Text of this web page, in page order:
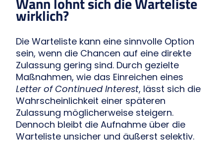
wirklich?
Die Warteliste kann eine sinnvolle Option
sein, wenn die Chancen auf eine direkte
Zulassung gering sind. Durch gezielte
Maßnahmen, wie das Einreichen eines
Letter of Continued Interest, lässt sich die
Wahrscheinlichkeit einer späteren
Zulassung möglicherweise steigern.
Dennoch bleibt die Aufnahme über die
Warteliste unsicher und äußerst selektiv.